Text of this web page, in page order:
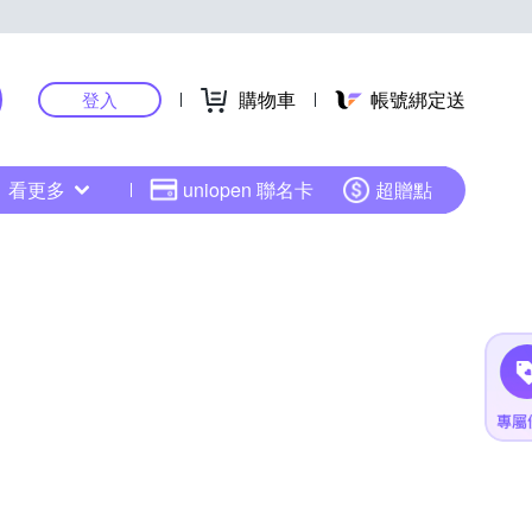
登入 購物車 帳號綁定送
看更多 uniopen 聯名卡 超贈點